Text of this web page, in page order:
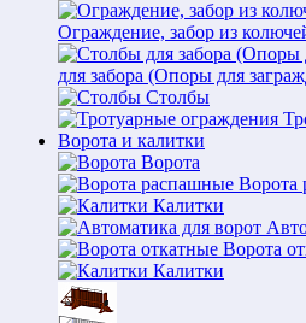
Ограждение, забор из
для забора (Опоры для
Столбы
Ворота и калитки
Ворота
Ворота
Калитки
Ворота
Калитки